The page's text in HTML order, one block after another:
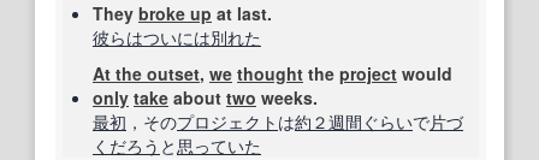
They broke up at last.
彼らはついには別れた
At the outset, we thought the project would
only take about two weeks.
最初 ，そのプロジェクト は約 ２週間 ぐらいで片づ
く だろう と思っていた